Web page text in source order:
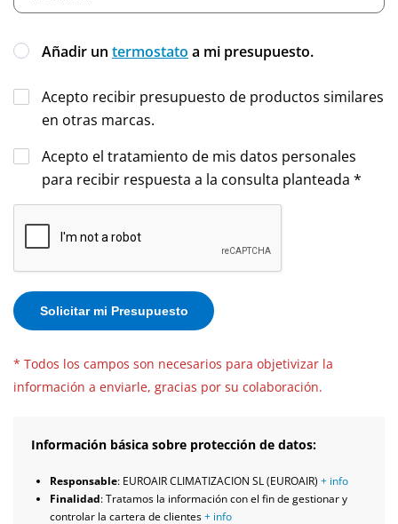
Añadir un termostato a mi presupuesto.
Acepto recibir presupuesto de productos similares
en otras marcas.
Acepto el tratamiento de mis datos personales
para recibir respuesta a la consulta planteada *
* Todos los campos son necesarios para objetivizar la
información a enviarle, gracias por su colaboración.
Información básica sobre protección de datos:
Responsable: EUROAIR CLIMATIZACION SL (EUROAIR) + info
Finalidad: Tratamos la información con el fin de gestionar y
controlar la cartera de clientes+ info